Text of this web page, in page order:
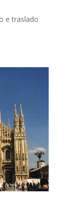
e traslado